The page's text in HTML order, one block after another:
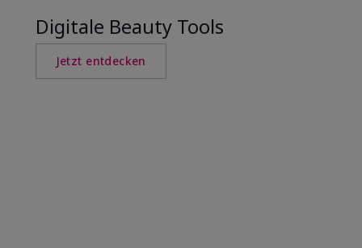
Digitale Beauty Tools
Jetzt entdecken